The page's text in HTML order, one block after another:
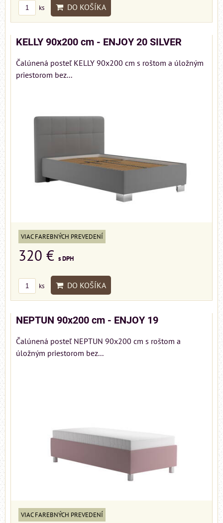
ks DO KOŠÍKA
KELLY 90x200 cm - ENJOY 20 SILVER
Čalúnená posteľ KELLY 90x200 cm s roštom a úložným
priestorom bez...
VIAC FAREBNÝCH PREVEDENÍ
320 € s DPH
ks DO KOŠÍKA
NEPTUN 90x200 cm - ENJOY 19
Čalúnená posteľ NEPTUN 90x200 cm s roštom a
úložným priestorom bez...
VIAC FAREBNÝCH PREVEDENÍ